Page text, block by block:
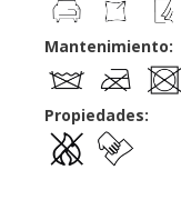
Mantenimiento:
Propiedades: